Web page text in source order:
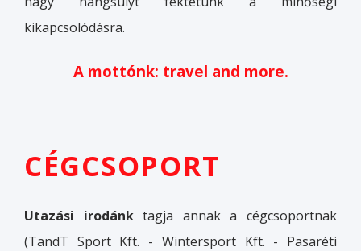
kikapcsolódásra.
A mottónk: travel and more.
CÉGCSOPORT
Utazási irodánktagja annak a cégcsoportnak
(TandT Sport Kft. - Wintersport Kft. - Pasaréti